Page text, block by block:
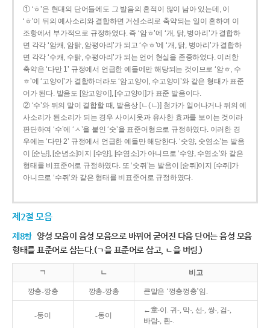
① ‘ㅎ’은 현대의 단어들에도 그 발음의 흔적이 많이 남아 있는데, 이
‘ㅎ’이 뒤의 예사소리와 결합하면 거센소리로 축약되는 일이 흔하여 이
조항에서 부가적으로 규정하였다. 즉 ‘암ㅎ’에 ‘개, 닭, 병아리’가 결합하
면 각각 ‘암캐, 암탉, 암평아리’가 되고 ‘수ㅎ’에 ‘개, 닭, 병아리’가 결합하
면 각각 ‘수캐, 수탉, 수평아리’가 되는 언어 현실을 존중하였다. 이러한
축약은 ‘다만 1’ 규정에서 언급한 예들에만 해당되는 것이므로 ‘암ㅎ, 수
ㅎ’에 ‘고양이’가 결합하더라도 ‘암고양이, 수고양이’와 같은 형태가 표준
어가 된다. 발음도 [암고양이], [수고양이]가 표준 발음이다.
② ‘수’와 뒤의 말이 결합할 때, 발음상 [ㄴ(ㄴ)] 첨가가 일어나거나 뒤의 예
사소리가 된소리가 되는 경우 사이시옷과 유사한 효과를 보이는 것이라
판단하여 ‘수’에 ‘ㅅ’을 붙인 ‘숫’을 표준어형으로 규정하였다. 이러한 경
우에는 ‘다만 2’ 규정에서 언급한 예들만 해당한다. ‘숫양, 숫염소’는 발음
이 [순냥], [순념소]이지 [수양], [수염소]가 아니므로 ‘수양, 수염소’와 같은
형태를 비표준어로 규정하였다. 또 ‘숫쥐’는 발음이 [숟쮜]이지 [수쥐]가
아니므로 ‘수쥐’와 같은 형태를 비표준어로 규정하였다.
제2절 모음
제8항 양성 모음이 음성 모음으로 바뀌어 굳어진 다음 단어는 음성 모음
형태를 표준어로 삼는다.(ㄱ을 표준어로 삼고, ㄴ을 버림.)
ㄱ ㄴ 비고
깡충-깡충 깡총-깡총 큰말은 ‘껑충껑충’임.
-둥이 -동이
←童-이. 귀-, 막-, 선-, 쌍-, 검-,
바람-, 흰-.